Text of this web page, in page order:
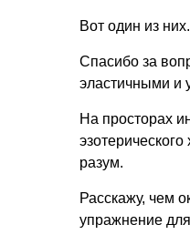
Вот один из
Спасибо за
эластичными и
На просторах
разум.
Расскажу, чем
упражнение